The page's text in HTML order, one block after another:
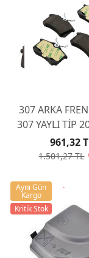
307 ARKA
307 YAYLI TİP
1.501,27 TL
961,32
Aynı Gün
Kargo
Kritik Stok